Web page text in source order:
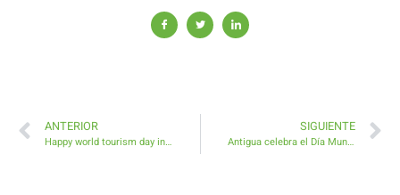
ANTERIOR
Happy world tourism day in Caleta de Fuste
SIGUIENTE
Antigua celebra el Día Mundial del Turismo en Caleta de Fuste